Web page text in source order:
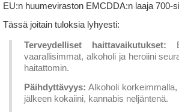
EU:n huumeviraston EMCDDA:n laaja 700-
Tässä joitain tuloksia lyhyesti:
Terveydelliset haittavaikutukset:
vaarallisimmat, alkoholi ja heroiini
haitattomin.
Päihdyttävyys: Alkoholi
jälkeen kokaiini, kannabis neljäntenä.